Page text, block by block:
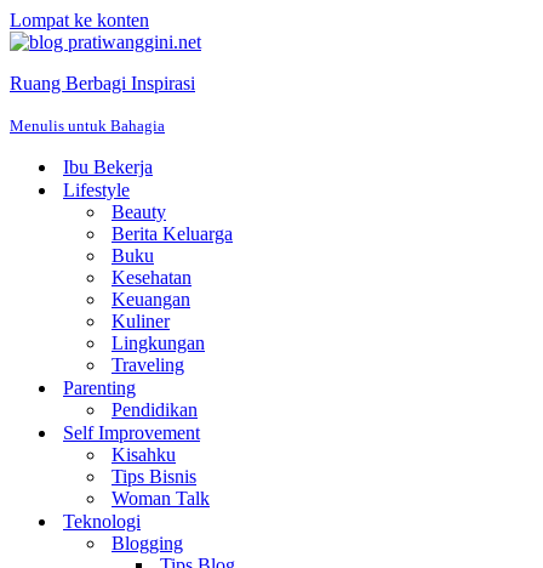
Lompat ke konten
Ruang Berbagi Inspirasi
Menulis untuk Bahagia
Ibu Bekerja
Lifestyle
Beauty
Berita Keluarga
Buku
Kesehatan
Keuangan
Kuliner
Lingkungan
Traveling
Parenting
Pendidikan
Self Improvement
Kisahku
Tips Bisnis
Woman Talk
Teknologi
Blogging